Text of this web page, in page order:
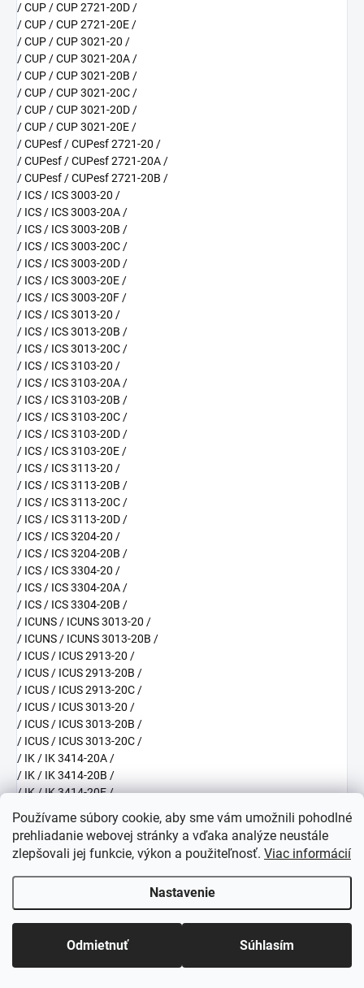
Používame súbory cookie, aby sme vám umožnili pohodlné
prehliadanie webovej stránky a vďaka analýze neustále
zlepšovali jej funkcie, výkon a použiteľnosť. Viac informácií
Nastavenie
Odmietnuť Súhlasím
/ CUP / CUP 2721-20D /
/ CUP / CUP 2721-20E /
/ CUP / CUP 3021-20 /
/ CUP / CUP 3021-20A /
/ CUP / CUP 3021-20B /
/ CUP / CUP 3021-20C /
/ CUP / CUP 3021-20D /
/ CUP / CUP 3021-20E /
/ CUPesf / CUPesf 2721-20 /
/ CUPesf / CUPesf 2721-20A /
/ CUPesf / CUPesf 2721-20B /
/ ICS / ICS 3003-20 /
/ ICS / ICS 3003-20A /
/ ICS / ICS 3003-20B /
/ ICS / ICS 3003-20C /
/ ICS / ICS 3003-20D /
/ ICS / ICS 3003-20E /
/ ICS / ICS 3003-20F /
/ ICS / ICS 3013-20 /
/ ICS / ICS 3013-20B /
/ ICS / ICS 3013-20C /
/ ICS / ICS 3103-20 /
/ ICS / ICS 3103-20A /
/ ICS / ICS 3103-20B /
/ ICS / ICS 3103-20C /
/ ICS / ICS 3103-20D /
/ ICS / ICS 3103-20E /
/ ICS / ICS 3113-20 /
/ ICS / ICS 3113-20B /
/ ICS / ICS 3113-20C /
/ ICS / ICS 3113-20D /
/ ICS / ICS 3204-20 /
/ ICS / ICS 3204-20B /
/ ICS / ICS 3304-20 /
/ ICS / ICS 3304-20A /
/ ICS / ICS 3304-20B /
/ ICUNS / ICUNS 3013-20 /
/ ICUNS / ICUNS 3013-20B /
/ ICUS / ICUS 2913-20 /
/ ICUS / ICUS 2913-20B /
/ ICUS / ICUS 2913-20C /
/ ICUS / ICUS 3013-20 /
/ ICUS / ICUS 3013-20B /
/ ICUS / ICUS 3013-20C /
/ IK / IK 3414-20A /
/ IK / IK 3414-20B /
/ IK / IK 3414-20E /
/ IK / IK 3414-20F /
/ IK / IK 3414-20G /
/ IK / IK 3610-20A /
/ IK / IK 3610-20E /
/ IK / IK 3610-20F /
/ IKS / IKS 1524-20A /
/ IKS / IKS 1524-20C /